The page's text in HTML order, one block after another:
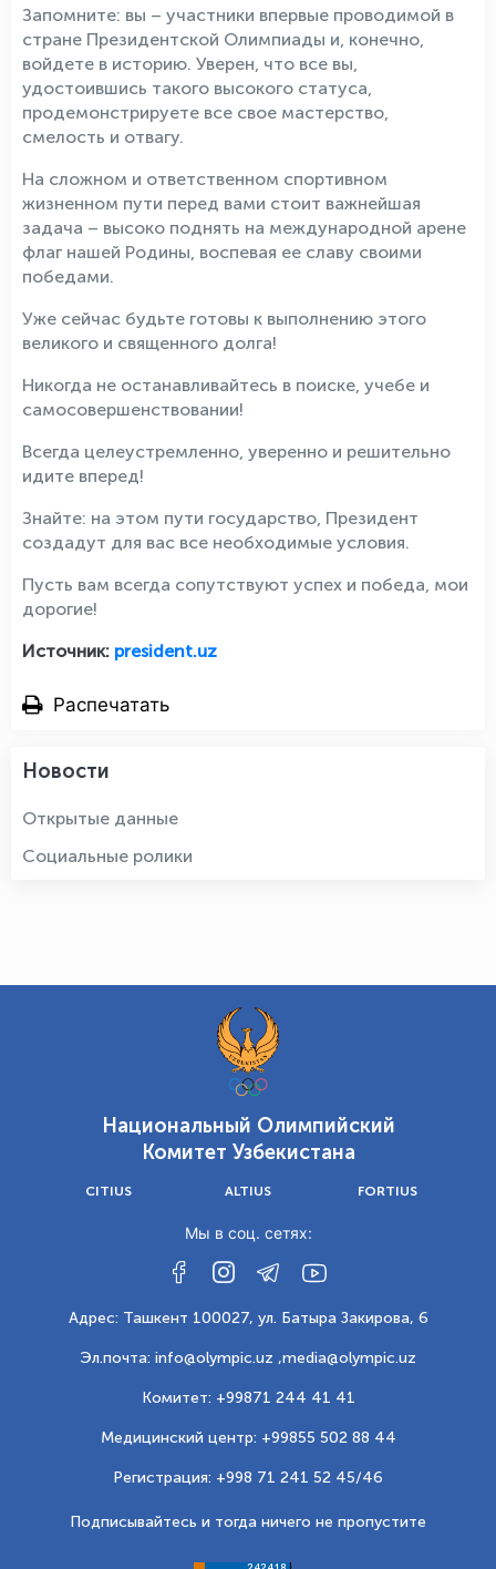
Запомните: вы – участники впервые проводимой в
стране Президентской Олимпиады и, конечно,
войдете в историю. Уверен, что все вы,
удостоившись такого высокого статуса,
продемонстрируете все свое мастерство,
смелость и отвагу.
На сложном и ответственном спортивном
жизненном пути перед вами стоит важнейшая
задача – высоко поднять на международной арене
флаг нашей Родины, воспевая ее славу своими
победами.
Уже сейчас будьте готовы к выполнению этого
великого и священного долга!
Никогда не останавливайтесь в поиске, учебе и
самосовершенствовании!
Всегда целеустремленно, уверенно и решительно
идите вперед!
Знайте: на этом пути государство, Президент
создадут для вас все необходимые условия.
Пусть вам всегда сопутствуют успех и победа, мои
дорогие!
Источник: president.uz
Распечатать
Новости
Открытые данные
Социальные ролики
Национальный Олимпийский
Комитет Узбекистана
CITIUS ALTIUS FORTIUS
Мы в соц. сетях:
Адрес: Ташкент 100027, ул. Батыра Закирова, 6
Эл.почта: info@olympic.uz ,media@olympic.uz
Комитет: +99871 244 41 41
Медицинский центр: +99855 502 88 44
Регистрация: +998 71 241 52 45/46
Подписывайтесь и тогда ничего не пропустите